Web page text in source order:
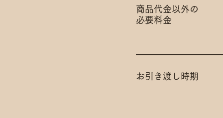
商品代金以外の
​必要料金
お引き渡し時期